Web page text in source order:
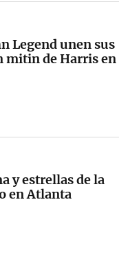
Legend unen sus
mitin de Harris en
y estrellas de la
en Atlanta